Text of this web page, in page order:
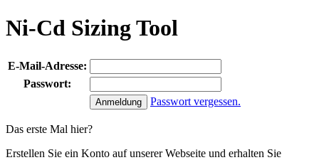
Ni-Cd Sizing Tool
E-Mail-Adresse:
Passwort:
Passwort vergessen.
Das erste Mal hier?
Erstellen Sie ein Konto auf unserer Webseite und erhalten Sie